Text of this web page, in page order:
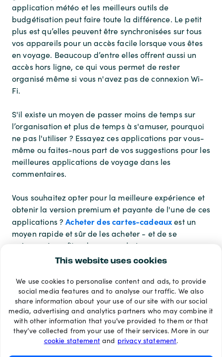
This website uses cookies
We use cookies to personalise content and ads, to provide
social media features and to analyse our traffic. We also
share information about your use of our site with our social
media, advertising and analytics partners who may combine it
with other information that you’ve provided to them or that
they’ve collected from your use of their services. More in our
cookie statementand privacy statement.
application météo et les meilleurs outils de
budgétisation peut faire toute la différence. Le petit
plus est qu’elles peuvent être synchronisées sur tous
vos appareils pour un accès facile lorsque vous êtes
en voyage. Beaucoup d’entre elles offrent aussi un
accès hors ligne, ce qui vous permet de rester
organisé même si vous n'avez pas de connexion Wi-
Fi.
S'il existe un moyen de passer moins de temps sur
l’organisation et plus de temps à s'amuser, pourquoi
ne pas l'utiliser ? Essayez ces applications par vous-
même ou faites-nous part de vos suggestions pour les
meilleures applications de voyage dans les
commentaires.
Vous souhaitez opter pour la meilleure expérience et
obtenir la version premium et payante de l'une de ces
applications ?Acheter des cartes-cadeauxest un
moyen rapide et sûr de les acheter - et de se
préparer à profiter de vos prochaines vacances.
Modes de paiement